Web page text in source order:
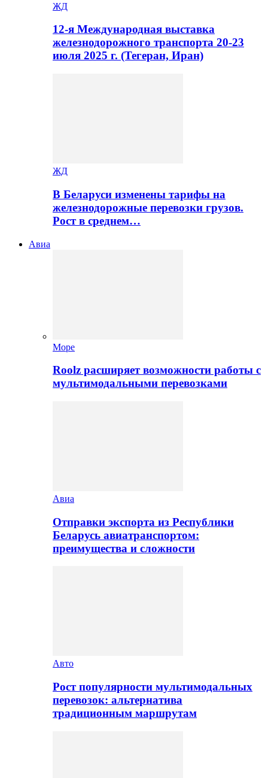
ЖД
12-я Международная выставка
железнодорожного транспорта 20-23
июля 2025 г. (Тегеран, Иран)
ЖД
В Беларуси изменены тарифы на
железнодорожные перевозки грузов.
Рост в среднем…
Авиа
Море
Roolz расширяет возможности работы с
мультимодальными перевозками
Авиа
Отправки экспорта из Республики
Беларусь авиатранспортом:
преимущества и сложности
Авто
Рост популярности мультимодальных
перевозок: альтернатива
традиционным маршрутам